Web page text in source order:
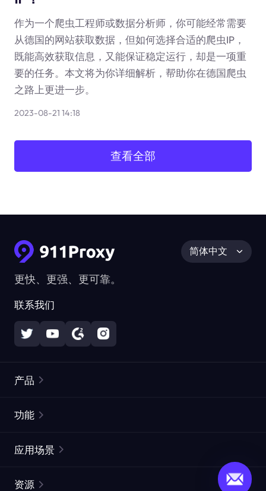
作为一个爬虫工程师或数据分析师，你可能经常需要
从德国的网站获取数据，但如何选择合适的爬虫IP，
既能高效获取信息，又能保证稳定运行，却是一项重
要的任务。本文将为你详细解析，帮助你在德国爬虫
之路上更进一步。
2023-08-21 14:18
查看全部
更快、更强、更可靠。
联系我们
简体中文
产品
静态住宅代理
功能
ISP代理
应用场景
资源